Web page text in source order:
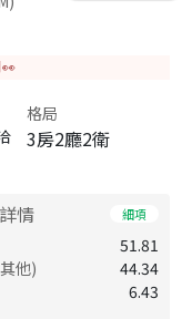
格局
3房2廳2衛
情 細項
51.81
他)
44.34
6.43